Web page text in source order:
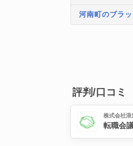
河南町のブラ
評判/口コミ
株式会社浪
転職会